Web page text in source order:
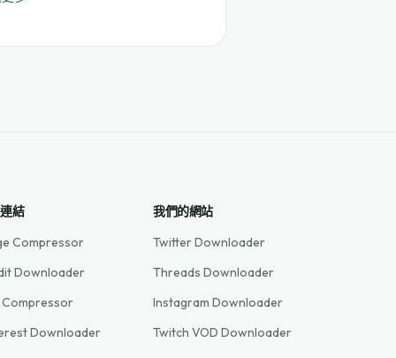
結
Compressor
Downloader
Compressor
Downloader
我們的網站
Twitter Downloader
Threads Downloader
Instagram Downloader
Twitch VOD Downloader